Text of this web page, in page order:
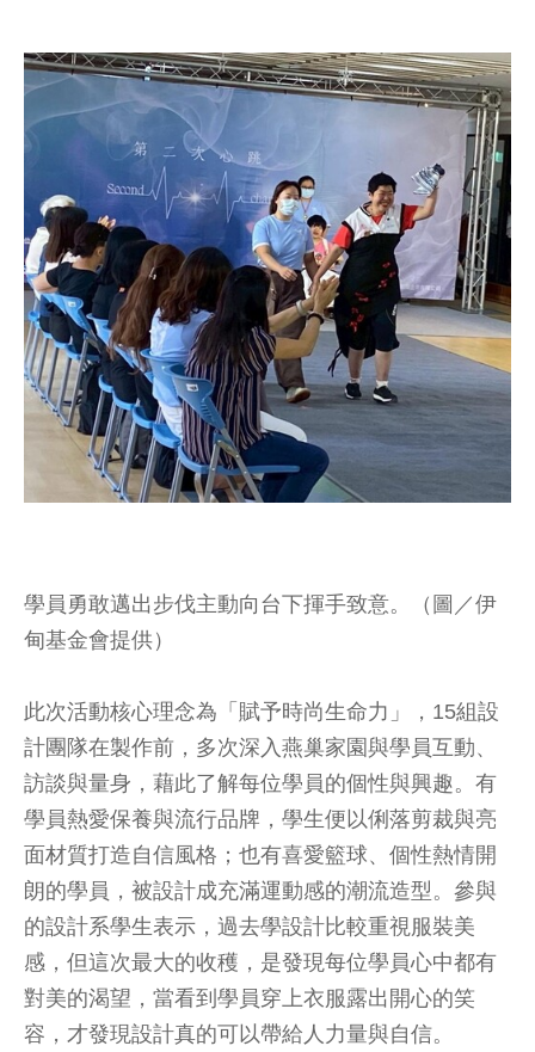
學員勇敢邁出步伐主動向台下揮手致意。（圖／伊
甸基金會提供）
此次活動核心理念為「賦予時尚生命力」，15組設
計團隊在製作前，多次深入燕巢家園與學員互動、
訪談與量身，藉此了解每位學員的個性與興趣。有
學員熱愛保養與流行品牌，學生便以俐落剪裁與亮
面材質打造自信風格；也有喜愛籃球、個性熱情開
朗的學員，被設計成充滿運動感的潮流造型。參與
的設計系學生表示，過去學設計比較重視服裝美
感，但這次最大的收穫，是發現每位學員心中都有
對美的渴望，當看到學員穿上衣服露出開心的笑
容，才發現設計真的可以帶給人力量與自信。